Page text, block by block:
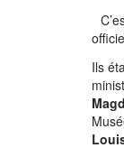
Ils